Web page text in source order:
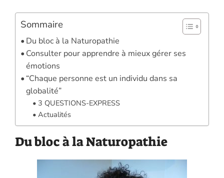
Sommaire
Du bloc à la Naturopathie
Consulter pour apprendre à mieux gérer ses
émotions
“Chaque personne est un individu dans sa
globalité”
3 QUESTIONS-EXPRESS
Actualités
Du bloc à la Naturopathie